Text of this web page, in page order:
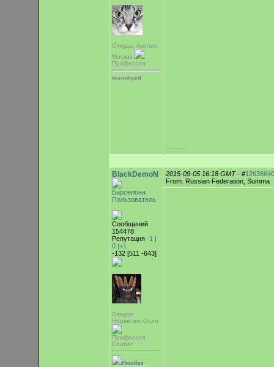
Откуда: Англия,
Москва
Профессия:
team#pefl
-----------
BlackDemoN
Барселона
Пользователь
Сообщений
154478
Репутация -1 |
0 |+1
-132 [511 -643]
Откуда:
Норвегия, Осло
Профессия:
Couber
Ямайка
2015-09-05 16:18 GMT- #12638640
From: Russian Federation, Summa